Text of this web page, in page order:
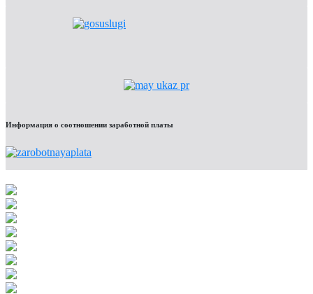
Информация о соотношении заработной платы